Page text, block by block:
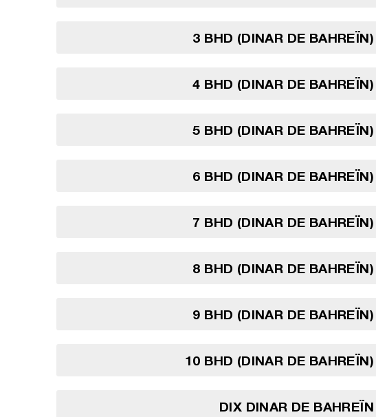
3 BHD (DINAR DE BAHREÏN)
4 BHD (DINAR DE BAHREÏN)
5 BHD (DINAR DE BAHREÏN)
6 BHD (DINAR DE BAHREÏN)
7 BHD (DINAR DE BAHREÏN)
8 BHD (DINAR DE BAHREÏN)
9 BHD (DINAR DE BAHREÏN)
10 BHD (DINAR DE BAHREÏN)
DIX DINAR DE BAHREÏN